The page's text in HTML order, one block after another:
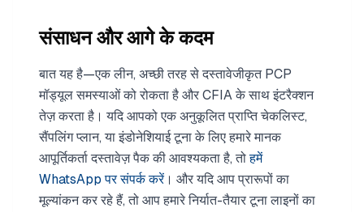
संसाधन और आगे के कदम
बात यह है—एक लीन, अच्छी तरह से दस्तावेजीकृत PCP
मॉड्यूल समस्याओं को रोकता है और CFIA के साथ इंटरैक्शन
तेज़ करता है। यदि आपको एक अनुकूलित प्राप्ति चेकलिस्ट,
सैंपलिंग प्लान, या इंडोनेशियाई टूना के लिए हमारे मानक
आपूर्तिकर्ता दस्तावेज़ पैक की आवश्यकता है, तोहमें
WhatsApp पर संपर्क करें। और यदि आप प्रारूपों का
मूल्यांकन कर रहे हैं, तो आप हमारे निर्यात-तैयार टूना लाइनों का